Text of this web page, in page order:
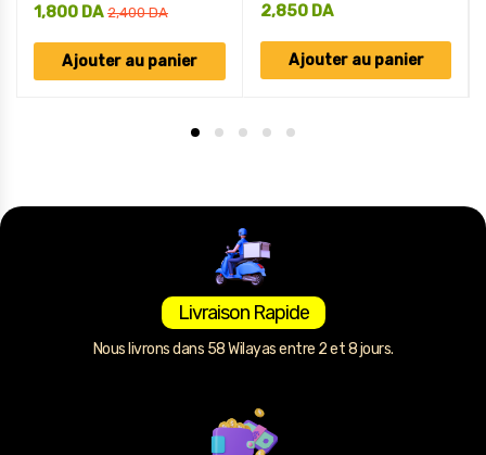
2,400DA
1,800 DA
Ajouter au panier
2,850 DA
Ajouter au panier
Livraison Rapide
Nous livrons dans 58 Wilayas entre 2 et 8 jours.